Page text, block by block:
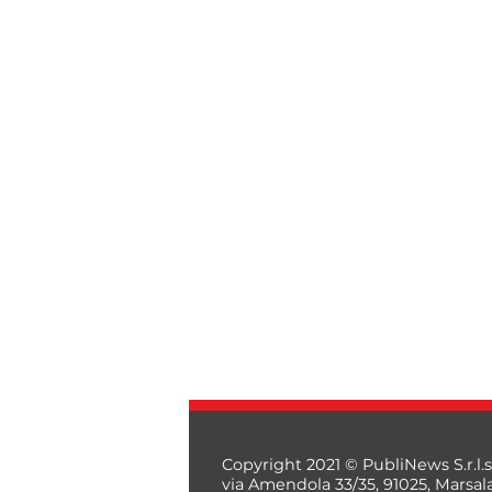
Copyright 2021 © PubliNews
via Amendola 33/35, 91025,